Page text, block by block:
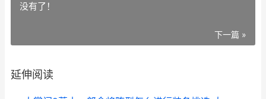
没有了！
下一篇 »
延伸阅读